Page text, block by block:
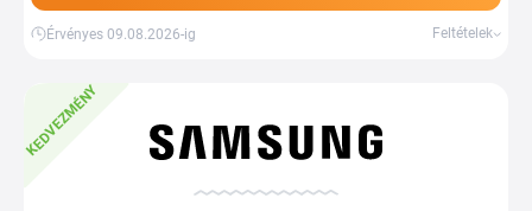
Érvényes 09.08.2026-ig Feltételek
KEDVEZMÉNY